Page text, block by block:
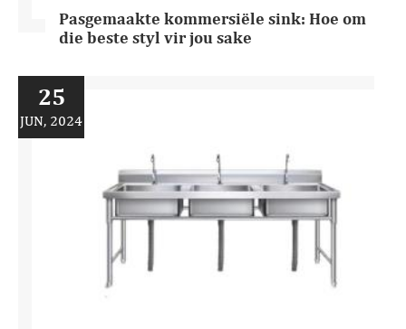
Pasgemaakte kommersiële sink: Hoe om
die beste styl vir jou sake
25
JUN, 2024